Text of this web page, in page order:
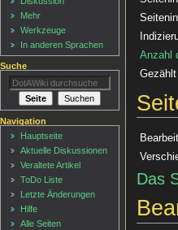
Anzahl
Das
Mehr
Werkzeuge
In anderen Sprachen
Suche
Navigation
Hauptseite
Aktuelle Diskussionen
Veraltete Artikel
ToDo Liste
Letzte Änderungen
Hilfe
Alle Seiten